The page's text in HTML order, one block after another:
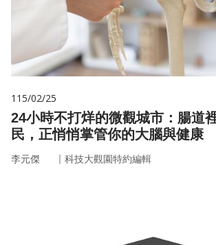
115/02/25
24小時不打烊的微觀城市：腸道
民，正悄悄掌管你的大腦與健康
李元傑 ｜ 科技大觀園特約編輯